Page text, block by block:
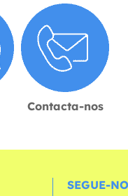
Contacta-nos
SEGUE-